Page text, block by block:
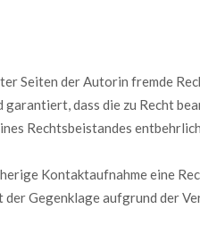
Seiten der Autorin fremde
dass die zu Recht
Rechtsbeistandes
Kontaktaufnahme eine
der Gegenklage aufgrund der